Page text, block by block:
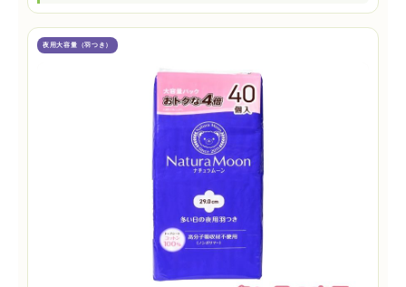
夜用大容量（羽つき）